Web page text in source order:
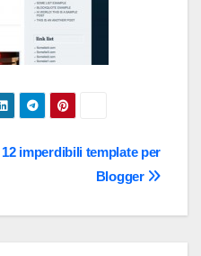
12 imperdibili template per
Blogger